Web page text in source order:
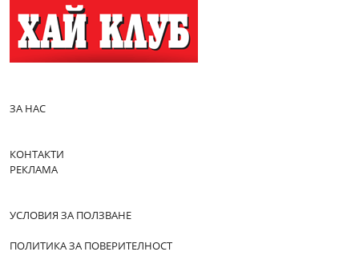
ЗА НАС
КОНТАКТИ
РЕКЛАМА
УСЛОВИЯ ЗА ПОЛЗВАНЕ
ПОЛИТИКА ЗА ПОВЕРИТЕЛНОСТ